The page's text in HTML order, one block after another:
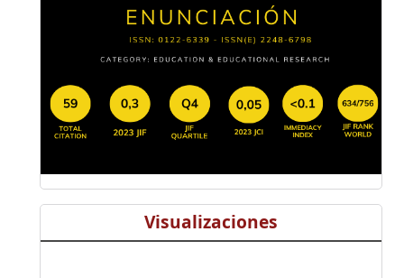
Visualizaciones